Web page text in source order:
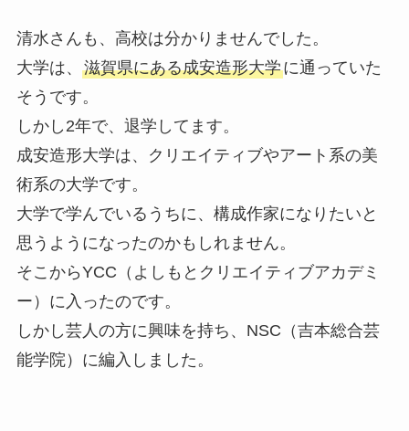
清水さんも、高校は分かりませんでした。
大学は、 滋賀県にある成安造形大学に通っていた
そうです。
しかし2年で、退学してます。
成安造形大学は、クリエイティブやアート系の美
術系の大学です。
大学で学んでいるうちに、構成作家になりたいと
思うようになったのかもしれません。
そこからYCC（よしもとクリエイティブアカデミ
ー）に入ったのです。
しかし芸人の方に興味を持ち、NSC（吉本総合芸
能学院）に編入しました。